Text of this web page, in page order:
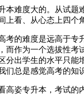
本难度大的。从试题
上看、从心态上四个
考的难度是远高于专
而作为一个选拔性考
分出学生的水平只能
们总是感觉高考的知
高姿专升本，考试的